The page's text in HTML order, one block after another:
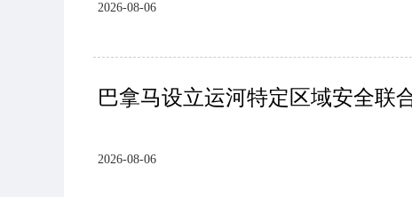
2026-08-06
巴拿马设立运河特定区域安全联
2026-08-06